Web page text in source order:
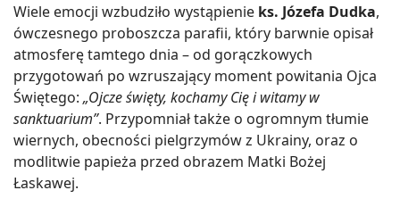
Wiele emocji wzbudziło wystąpienie ks. Józefa Dudka,
ówczesnego proboszcza parafii, który barwnie opisał
atmosferę tamtego dnia – od gorączkowych
przygotowań po wzruszający moment powitania Ojca
Świętego: „Ojcze święty, kochamy Cię i witamy w
sanktuarium”. Przypomniał także o ogromnym tłumie
wiernych, obecności pielgrzymów z Ukrainy, oraz o
modlitwie papieża przed obrazem Matki Bożej
Łaskawej.